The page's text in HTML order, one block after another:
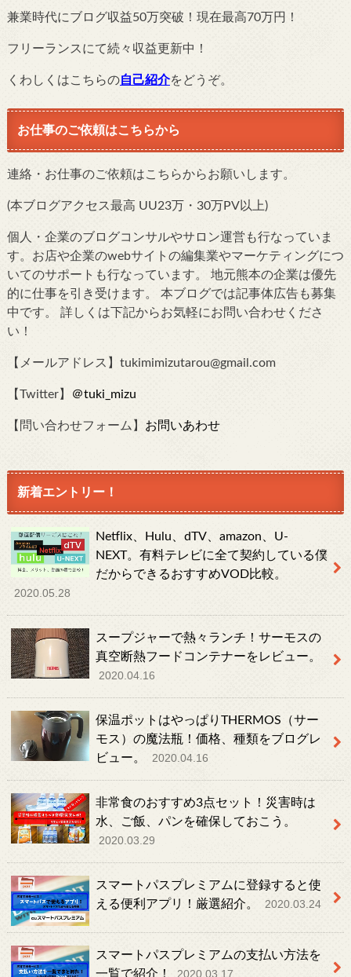
兼業時代にブログ収益50万突破！現在最高70万円！
フリーランスにて続々収益更新中！
くわしくはこちらの自己紹介をどうぞ。
お仕事のご依頼はこちらから
連絡・お仕事のご依頼はこちらからお願いします。
(本ブログアクセス最高 UU23万・30万PV以上)
個人・企業のブログコンサルやサロン運営も行なっていま
す。お店や企業のwebサイトの編集業やマーケティングにつ
いてのサポートも行なっています。 地元熊本の企業は優先
的に仕事を引き受けます。 本ブログでは記事体広告も募集
中です。 詳しくは下記からお気軽にお問い合わせくださ
い！
【メールアドレス】tukimimizutarou@gmail.com
【Twitter】 ＠tuki_mizu
【問い合わせフォーム】 お問いあわせ
新着エントリー！
Netflix、Hulu、dTV、amazon、U-
NEXT。有料テレビに全て契約している僕
だからできるおすすめVOD比較。
2020.05.28
スープジャーで熱々ランチ！サーモスの
真空断熱フードコンテナーをレビュー。
2020.04.16
保温ポットはやっぱりTHERMOS（サー
モス）の魔法瓶！価格、種類をブログレ
ビュー。
2020.04.16
非常食のおすすめ3点セット！災害時は
水、ご飯、パンを確保しておこう。
2020.03.29
スマートパスプレミアムに登録すると使
える便利アプリ！厳選紹介。
2020.03.24
スマートパスプレミアムの支払い方法を
一覧で紹介！
2020.03.17